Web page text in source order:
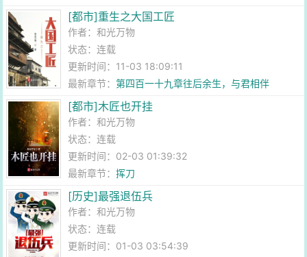
[都市]重生之大国工匠
作者：和光万物
状态：连载
更新时间：11-03 18:09:11
最新章节：第四百一十九章往后余生，与君相伴
[都市]木匠也开挂
作者：和光万物
状态：连载
更新时间：02-03 01:39:32
最新章节：挥刀
[历史]最强退伍兵
作者：和光万物
状态：连载
更新时间：01-03 03:54:39